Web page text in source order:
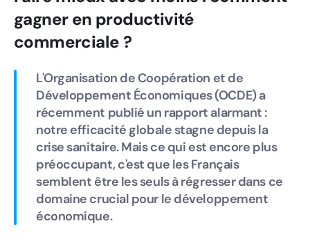
gagner en productivité
commerciale ?
L'Organisation de Coopération et de
Développement Économiques (OCDE) a
récemment publié un rapport alarmant :
notre efficacité globale stagne depuis la
crise sanitaire. Mais ce qui est encore plus
préoccupant, c'est que les Français
semblent être les seuls à régresser dans ce
domaine crucial pour le développement
économique.